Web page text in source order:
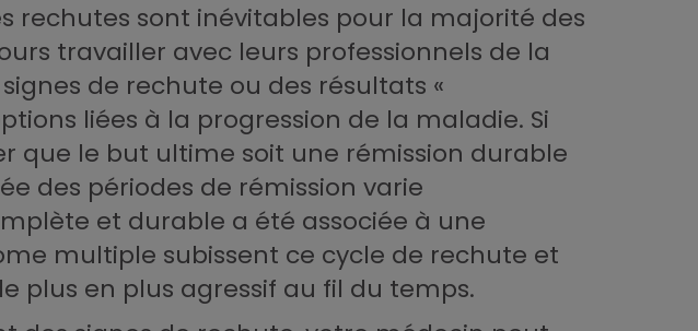
rechutes sont inévitables pour la majorité des
travailler avec leurs professionnels de la
de rechute ou des résultats «
liées à la progression de la maladie. Si
que le but ultime soit une rémission durable
des périodes de rémission varie
et durable a été associée à une
multiple subissent ce cycle de rechute et
plus en plus agressif au fil du temps.